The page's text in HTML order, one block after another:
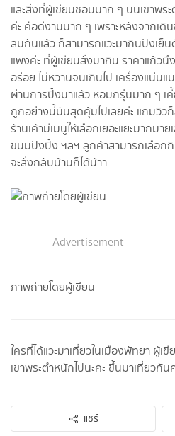
และสิ่งที่ผู้เขียนชอบมาก ๆ บนเขาพร
ค่ะ คือดีงามมาก ๆ เพราะหลังจากเ
ลมกันแล้ว ก็สามารถแวะมากินปังเย็
แพงค่ะ ที่ผู้เขียนสั่งมากิน ราคาแก้ว
อร่อย ไม่หวานจนเกินไป เครื่องแน่น
ผ่านการปิ้งมาแล้ว หอมกรุ่นมาก ๆ เ
ถูกอย่างนี้มันสุดคุ้มไปเลยค่ะ แถมวิว
ร้านเค้ามีเมนูให้เลือกเยอะแยะมากมา
ขนมปังปิ้ง ฯลฯ ลูกค้าสามารถเลือก
จะสั่งกลับบ้านก็ได้น้าา
Advertisement
ภาพถ่ายโดยผู้เขียน
ใครที่ได้แวะมาเที่ยวในเมืองพัทยา ผู้เ
เขาพระตำหนักไปนะคะ ขึ้นมาเที่ยวกั
แชร์